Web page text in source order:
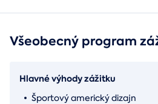
Všeobecný program
Hlavné výhody zážitku
Športový americký dizajn